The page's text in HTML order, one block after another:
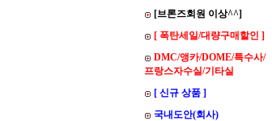
[브론즈회원 이상^^]
[ 폭탄세일/대량구매할인 ]
DMC/앵카/DOME/특수사/
프랑스자수실/기타실
[ 신규 상품 ]
국내도안(회사)